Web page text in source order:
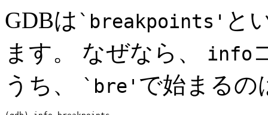
GDBは `breakpoints' と
ます。 なぜなら、
info
うち、
`bre' で始まるの